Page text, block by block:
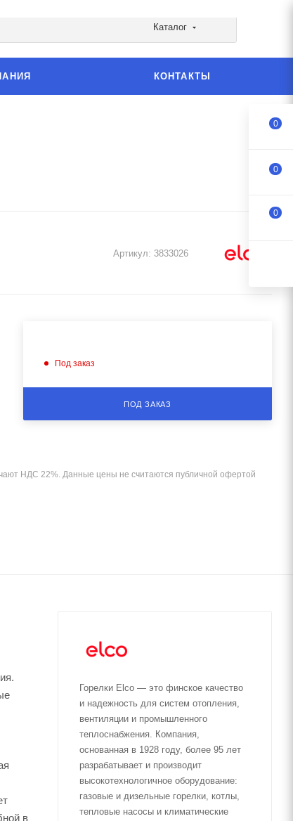
Каталог
КОНТАКТЫ
Артикул: 3833026
Под заказ
ПОД ЗАКАЗ
НДС 22%. Данные цены не считаются публичной офертой
в
Горелки Elco — это финское качество
и надежность для систем отопления,
вентиляции и промышленного
теплоснабжения. Компания,
основанная в 1928 году, более 95 лет
разрабатывает и производит
высокотехнологичное оборудование:
газовые и дизельные горелки, котлы,
тепловые насосы и климатические
0
0
0